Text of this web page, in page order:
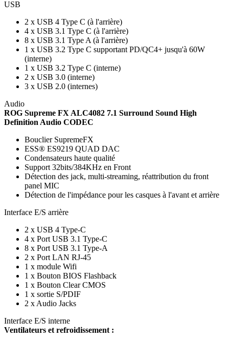
USB
2 x USB 4 Type C (à l'arrière)
4 x USB 3.1 Type C (à l'arrière)
8 x USB 3.1 Type A (à l'arrière)
1 x USB 3.2 Type C supportant PD/QC4+ jusqu'à 60W
(interne)
1 x USB 3.2 Type C (interne)
2 x USB 3.0 (interne)
3 x USB 2.0 (internes)
Audio
ROG Supreme FX ALC4082 7.1 Surround Sound High
Definition Audio CODEC
Bouclier SupremeFX
ESS® ES9219 QUAD DAC
Condensateurs haute qualité
Support 32bits/384KHz en Front
Détection des jack, multi-streaming, réattribution du front
panel MIC
Détection de l'impédance pour les casques à l'avant et arrière
Interface E/S arrière
2 x USB 4 Type-C
4 x Port USB 3.1 Type-C
8 x Port USB 3.1 Type-A
2 x Port LAN RJ-45
1 x module Wifi
1 x Bouton BIOS Flashback
1 x Bouton Clear CMOS
1 x sortie S/PDIF
2 x Audio Jacks
Interface E/S interne
Ventilateurs et refroidissement :